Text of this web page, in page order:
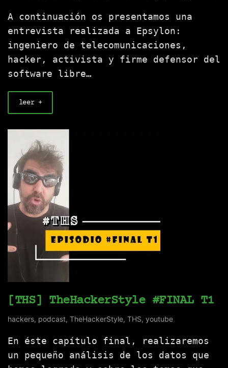
A continuación os presentamos una
entrevista realizada a Epsylon:
ingeniero de telecomunicaciones,
hacker, activista y firme defensor del
software libre…
leer +
[THS] TheHackerStyle #FINAL T1
hackers, podcast, TheHackerStyle, THS, youtube
En éste capítulo final, realizaremos
un pequeño análisis de los datos que